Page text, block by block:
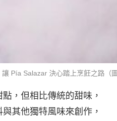
Pía Salazar 決心踏上烹飪之路（
，但相比傳統的甜味，
其他獨特風味來創作，